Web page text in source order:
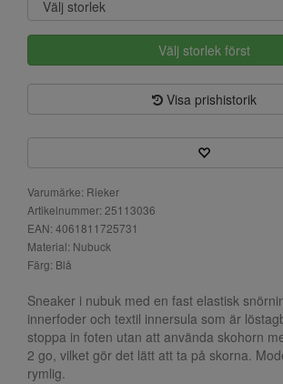
Välj storlek först
Visa prishistorik
Varumärke: Rieker
Artikelnummer: 25113036
EAN: 4061811725731
Material: Nubuck
Färg: Blå
Sneaker i nubuk med en fast elastisk
innerfoder och textil innersula som är
stoppa in foten utan att använda skohorn
2 go, vilket gör det lätt att ta på skorna.
rymlig.